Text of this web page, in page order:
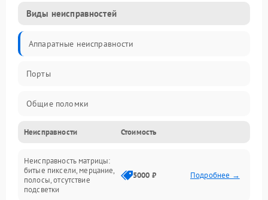
Виды неисправностей
Аппаратные неисправности
Порты
Общие поломки
Устройства
Программные ошибки
Электрические и системные сбои
Неисправности Стоимость
Неисправность матрицы:
битые пиксели, мерцание,
полосы, отсутствие
подсветки
5000 ₽ Подробнее →